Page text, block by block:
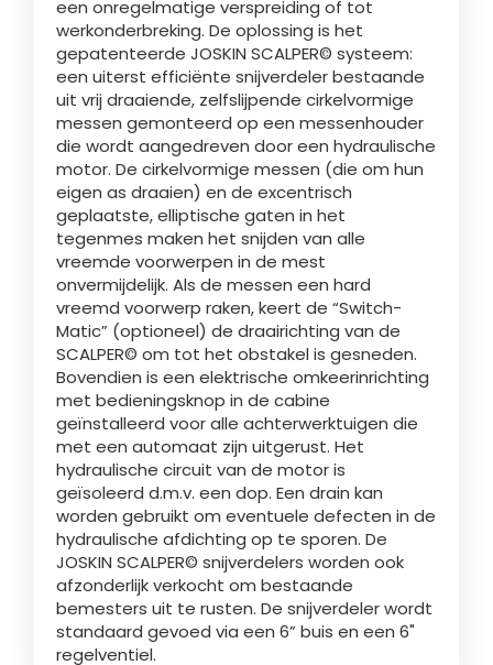
MyJOSKIN
Suomi
Magyar
Български
Eesti keel
Slovenija
Lietuvių kalba
Česká republika
Srpski
Yкраїнська мова
een onregelmatige verspreiding of tot
werkonderbreking. De oplossing is het
gepatenteerde JOSKIN SCALPER© systeem:
een uiterst efficiënte snijverdeler bestaande
uit vrij draaiende, zelfslijpende cirkelvormige
messen gemonteerd op een messenhouder
die wordt aangedreven door een hydraulische
motor. De cirkelvormige messen (die om hun
eigen as draaien) en de excentrisch
geplaatste, elliptische gaten in het
tegenmes maken het snijden van alle
vreemde voorwerpen in de mest
onvermijdelijk. Als de messen een hard
vreemd voorwerp raken, keert de “Switch-
Matic” (optioneel) de draairichting van de
SCALPER© om tot het obstakel is gesneden.
Bovendien is een elektrische omkeerinrichting
met bedieningsknop in de cabine
geïnstalleerd voor alle achterwerktuigen die
met een automaat zijn uitgerust. Het
hydraulische circuit van de motor is
geïsoleerd d.m.v. een dop. Een drain kan
worden gebruikt om eventuele defecten in de
hydraulische afdichting op te sporen. De
JOSKIN SCALPER© snijverdelers worden ook
afzonderlijk verkocht om bestaande
bemesters uit te rusten. De snijverdeler wordt
standaard gevoed via een 6” buis en een 6"
regelventiel.